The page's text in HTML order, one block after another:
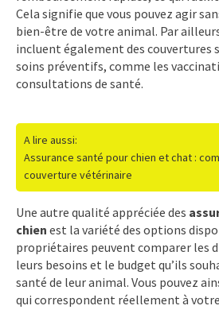
Cela signifie que vous pouvez agir
bien-être de votre animal. Par
incluent également des couvertures
soins préventifs, comme les
consultations de santé.
A lire aussi:
Assurance santé pour chien et chat :
couverture vétérinaire
Une autre qualité appréciée des
chien est la variété des options
propriétaires peuvent comparer les
leurs besoins et le budget qu’ils
santé de leur animal. Vous pouvez
qui correspondent réellement à